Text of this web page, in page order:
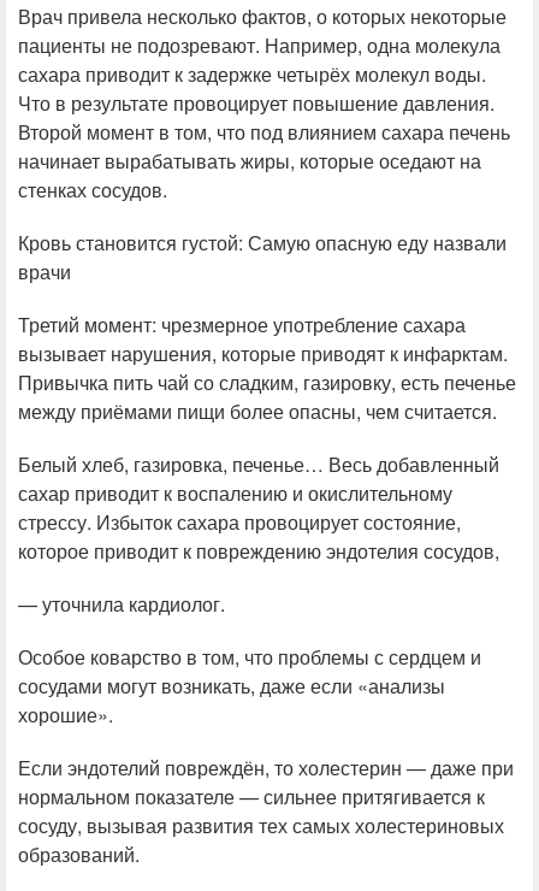
Врач привела несколько фактов, о которых некоторые
пациенты не подозревают. Например, одна молекула
сахара приводит к задержке четырёх молекул воды.
Что в результате провоцирует повышение давления.
Второй момент в том, что под влиянием сахара печень
начинает вырабатывать жиры, которые оседают на
стенках сосудов.
Кровь становится густой: Самую опасную еду назвали
врачи
Третий момент: чрезмерное употребление сахара
вызывает нарушения, которые приводят к инфарктам.
Привычка пить чай со сладким, газировку, есть печенье
между приёмами пищи более опасны, чем считается.
Белый хлеб, газировка, печенье… Весь добавленный
сахар приводит к воспалению и окислительному
стрессу. Избыток сахара провоцирует состояние,
которое приводит к повреждению эндотелия сосудов,
— уточнила кардиолог.
Особое коварство в том, что проблемы с сердцем и
сосудами могут возникать, даже если «анализы
хорошие».
Если эндотелий повреждён, то холестерин — даже при
нормальном показателе — сильнее притягивается к
сосуду, вызывая развития тех самых холестериновых
образований.